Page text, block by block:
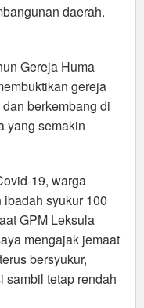
daerah.
Gereja Huma
gereja
berkembang di
yang semakin
19, warga
syukur 100
GPM Leksula
mengajak jemaat
bersyukur,
sambil tetap rendah